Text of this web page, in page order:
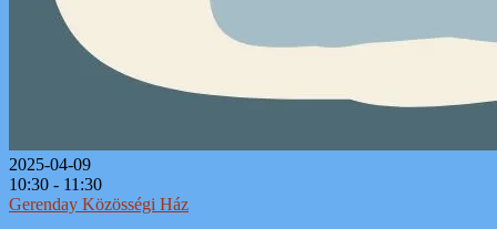
2025-04-09
10:30 - 11:30
Gerenday Közösségi Ház